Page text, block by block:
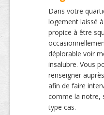
Dans votre
logement laissé
propice à être
déplorable voir
insalubre. Vous
renseigner
afin de faire
comme la notre,
type cas.